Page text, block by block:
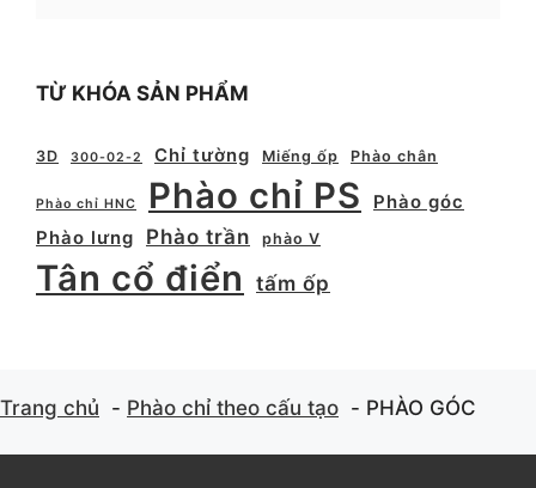
TỪ KHÓA SẢN PHẨM
3D 300-02-2 Chỉ tường Miếng ốp Phào chân
Phào chỉ HNC Phào chỉ PS
Phào góc
Phào lưng
Phào trần phào V
Tân cổ điển tấm ốp
Trang chủ Phào chỉ theo cấu tạo PHÀO GÓC